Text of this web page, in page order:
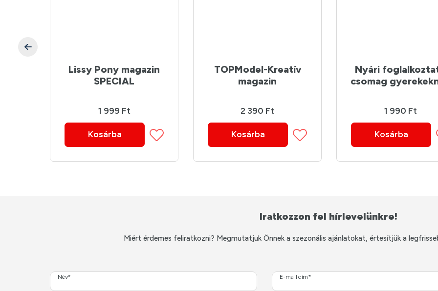
Lissy Pony magazin
SPECIAL
1 999 Ft
Kosárba
TOPModel-Kreatív
magazin
2 390 Ft
Kosárba
Nyári
csomag
1 990 Ft
Kosárba
Iratkozzon fel hírlevelünkre!
Miért érdemes feliratkozni? Megmutatjuk Önnek a szezonális ajánlatokat, értesítjük a
Név* E-mail cím*